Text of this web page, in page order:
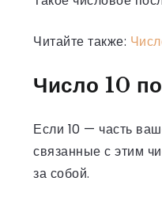
Читайте также:
Число 10
Если 10 — часть
связанные с этим
за собой.